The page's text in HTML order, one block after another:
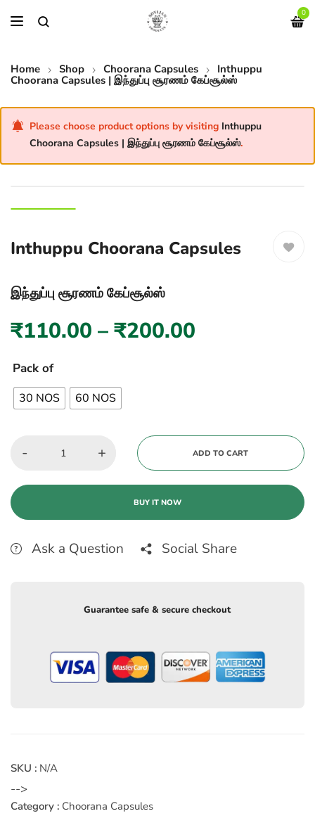
0
Home Shop Choorana Capsules
Inthuppu
Choorana Capsules | இந்துப்பு சூரணம் கேப்சூல்ஸ்
Please choose product options by visiting Inthuppu
Choorana Capsules | இந்துப்பு சூரணம் கேப்சூல்ஸ்.
Inthuppu Choorana Capsules
இந்துப்பு சூரணம் கேப்சூல்ஸ்
₹110.00 –₹200.00
Pack of
30 NOS 60 NOS
- + ADD TO CART
BUY IT NOW
Ask a Question Social Share
Guarantee safe & secure checkout
SKU : N/A
-->
Category : Choorana Capsules